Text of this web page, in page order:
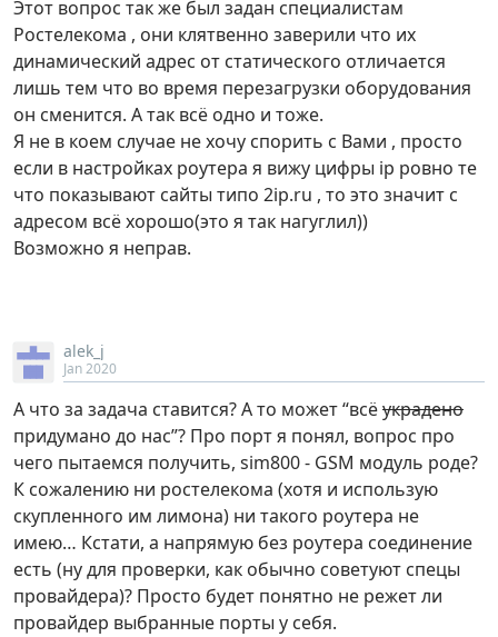
Этот вопрос так же был задан специалистам
Ростелекома , они клятвенно заверили что их
динамический адрес от статического отличается
лишь тем что во время перезагрузки оборудования
он сменится. А так всё одно и тоже.
Я не в коем случае не хочу спорить с Вами , просто
если в настройках роутера я вижу цифры ip ровно те
что показывают сайты типо 2ip.ru , то это значит с
адресом всё хорошо(это я так нагуглил))
Возможно я неправ.
alek_j
Jan 2020
А что за задача ставится? А то может “всёукрадено
придумано до нас”? Про порт я понял, вопрос про
чего пытаемся получить, sim800 - GSM модуль роде?
К сожалению ни ростелекома (хотя и использую
скупленного им лимона) ни такого роутера не
имею… Кстати, а напрямую без роутера соединение
есть (ну для проверки, как обычно советуют спецы
провайдера)? Просто будет понятно не режет ли
провайдер выбранные порты у себя.